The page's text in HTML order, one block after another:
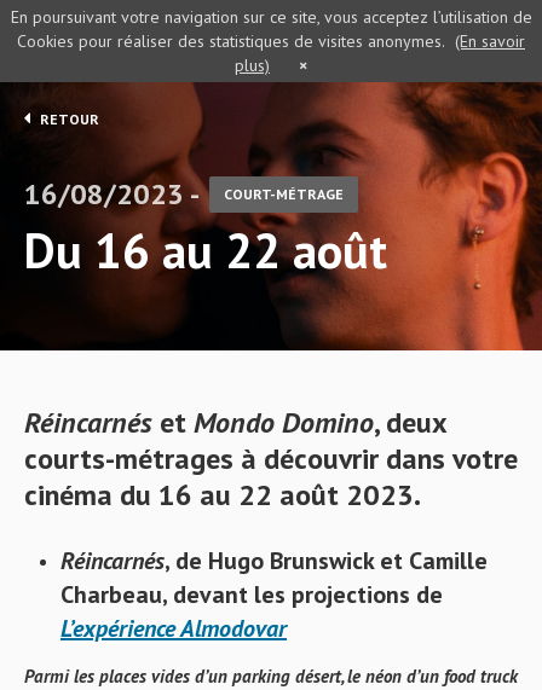
RETOUR
16/08/2023 - COURT-MÉTRAGE
Du 16 au 22 août
Réincarnés etMondo Domino, deux
courts-métrages à découvrir dans votre
cinéma du 16 au 22 août 2023.
Réincarnés, de Hugo Brunswick et Camille
Charbeau, devant les projections de
L’expérience Almodovar
Parmi les places vides d’un parking désert, le néon d’un food truck
En poursuivant votre navigation sur ce site, vous acceptez l’utilisation de
Cookies pour réaliser des statistiques de visites anonymes. (En savoir
plus)
×